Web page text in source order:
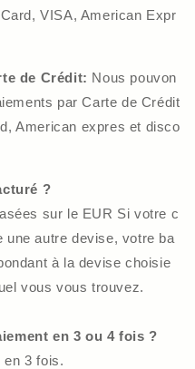
VISA, American Expr
de Crédit: Nous pouvon
par Carte de Crédit
American expres et disco
?
sur le EUR Si votre c
une autre devise, votre ba
à la devise choisie
vous vous trouvez.
en 3 ou 4 fois ?
en 3 fois.